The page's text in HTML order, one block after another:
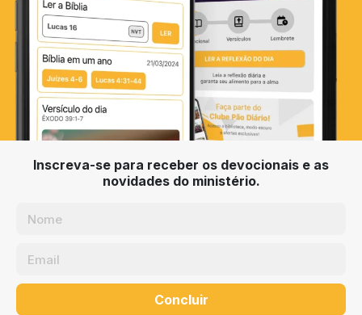
Inscreva-se para receber os devocionais e as
novidades do ministério.
Concluir